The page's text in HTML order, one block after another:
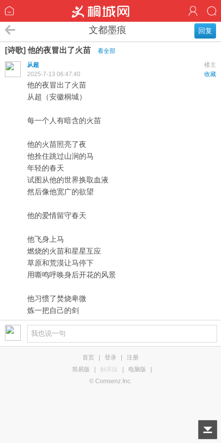
回复
文都墨痕
[诗歌] 他的夜冒出了火苗
看全部
楼主
从超
收藏
2025-7-13 06:47:40
他的夜冒出了火苗
从超（安徽桐城）
每一个人有暗含的火苗
他的火苗照亮了夜
他拴住跳过山涧的马
年轻的春天
试图从他的世界换取血液
然后像他宽广的欲望
他的爱情留守春天
他飞身上马
燃烧的火苗和星星互应
草原和荒漠让马停下
用嘶鸣呼唤身后开花的风景
他习惯了焚烧卑微
炼一把自己的剑
首页 登录
注册
简易版
触屏版 电脑版
© Comsenz Inc.